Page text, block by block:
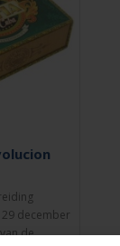
29 december
de